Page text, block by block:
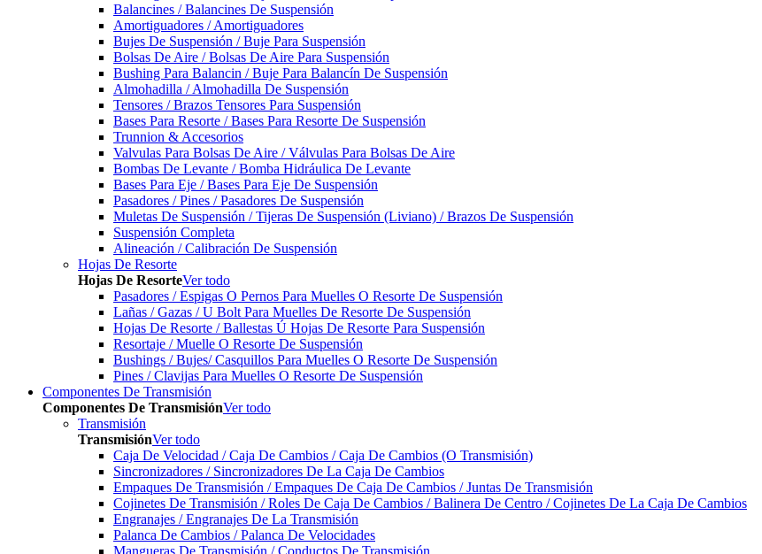
Balancines / Balancines De Suspensión
Amortiguadores / Amortiguadores
Bujes De Suspensión / Buje Para Suspensión
Bolsas De Aire / Bolsas De Aire Para Suspensión
Bushing Para Balancin / Buje Para Balancín De Suspensión
Almohadilla / Almohadilla De Suspensión
Tensores / Brazos Tensores Para Suspensión
Bases Para Resorte / Bases Para Resorte De Suspensión
Trunnion & Accesorios
Valvulas Para Bolsas De Aire / Válvulas Para Bolsas De Aire
Bombas De Levante / Bomba Hidráulica De Levante
Bases Para Eje / Bases Para Eje De Suspensión
Pasadores / Pines / Pasadores De Suspensión
Muletas De Suspensión / Tijeras De Suspensión (Liviano) / Brazos De Suspensión
Suspensión Completa
Alineación / Calibración De Suspensión
Hojas De Resorte
Hojas De ResorteVer todo
Pasadores / Espigas O Pernos Para Muelles O Resorte De Suspensión
Lañas / Gazas / U Bolt Para Muelles De Resorte De Suspensión
Hojas De Resorte / Ballestas Ú Hojas De Resorte Para Suspensión
Resortaje / Muelle O Resorte De Suspensión
Bushings / Bujes/ Casquillos Para Muelles O Resorte De Suspensión
Pines / Clavijas Para Muelles O Resorte De Suspensión
Componentes De Transmisión
Componentes De TransmisiónVer todo
Transmisión
TransmisiónVer todo
Caja De Velocidad / Caja De Cambios / Caja De Cambios (O Transmisión)
Sincronizadores / Sincronizadores De La Caja De Cambios
Empaques De Transmisión / Empaques De Caja De Cambios / Juntas De Transmisión
Cojinetes De Transmisión / Roles De Caja De Cambios / Balinera De Centro / Cojinetes De La Caja De Cambios
Engranajes / Engranajes De La Transmisión
Palanca De Cambios / Palanca De Velocidades
Mangueras De Transmisión / Conductos De Transmisión